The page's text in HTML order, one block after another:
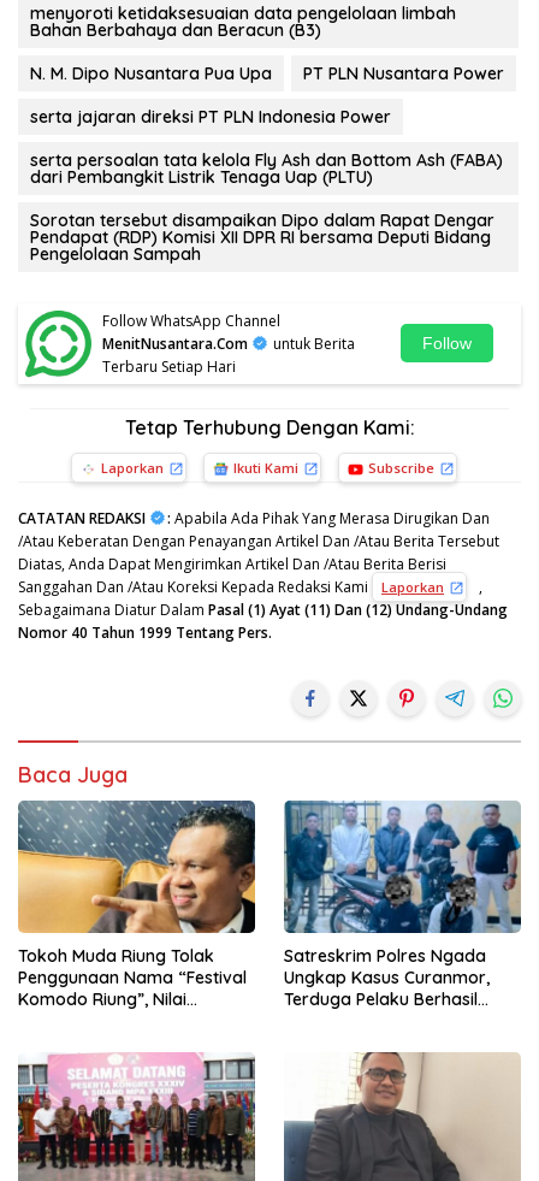
menyoroti ketidaksesuaian data pengelolaan limbah
Bahan Berbahaya dan Beracun (B3)
N. M. Dipo Nusantara Pua Upa
PT PLN Nusantara Power
serta jajaran direksi PT PLN Indonesia Power
serta persoalan tata kelola Fly Ash dan Bottom Ash (FABA)
dari Pembangkit Listrik Tenaga Uap (PLTU)
Sorotan tersebut disampaikan Dipo dalam Rapat Dengar
Pendapat (RDP) Komisi XII DPR RI bersama Deputi Bidang
Pengelolaan Sampah
Follow WhatsApp Channel
MenitNusantara.Com
untuk Berita
Terbaru Setiap Hari
Follow
Tetap Terhubung Dengan Kami:
Laporkan Ikuti Kami Subscribe
CATATAN REDAKSI : Apabila Ada Pihak Yang Merasa Dirugikan Dan
/Atau Keberatan Dengan Penayangan Artikel Dan /Atau Berita Tersebut
Diatas, Anda Dapat Mengirimkan Artikel Dan /Atau Berita Berisi
Sanggahan Dan /Atau Koreksi Kepada Redaksi Kami
Laporkan
,
Sebagaimana Diatur Dalam Pasal (1) Ayat (11) Dan (12) Undang-Undang
Nomor 40 Tahun 1999 Tentang Pers.
Baca Juga
Tokoh Muda Riung Tolak
Penggunaan Nama “Festival
Komodo Riung”, Nilai
Satreskrim Polres Ngada
Ungkap Kasus Curanmor,
Terduga Pelaku Berhasil